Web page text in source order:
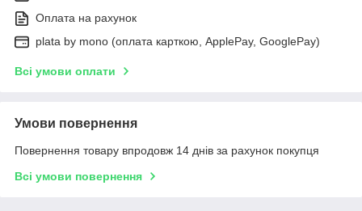
Оплата на рахунок
plata by mono (оплата карткою, ApplePay, GooglePay)
Всі умови оплати
Умови повернення
Повернення товару впродовж 14 днів за рахунок покупця
Всі умови повернення